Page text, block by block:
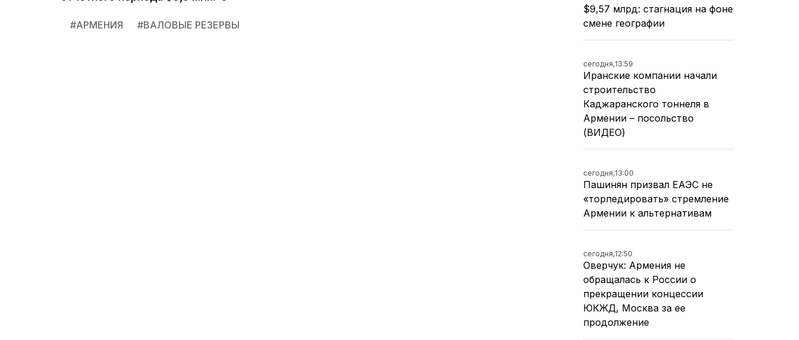
#АРМЕНИЯ #ВАЛОВЫЕ РЕЗЕРВЫ
$9,57 млрд: стагнация на фоне
смене географии
сегодня,13:59
Иранские компании начали
строительство
Каджаранского тоннеля в
Армении – посольство
(ВИДЕО)
сегодня,13:00
Пашинян призвал ЕАЭС не
«торпедировать» стремление
Армении к альтернативам
сегодня,12:50
Оверчук: Армения не
обращалась к России о
прекращении концессии
ЮКЖД, Москва за ее
продолжение